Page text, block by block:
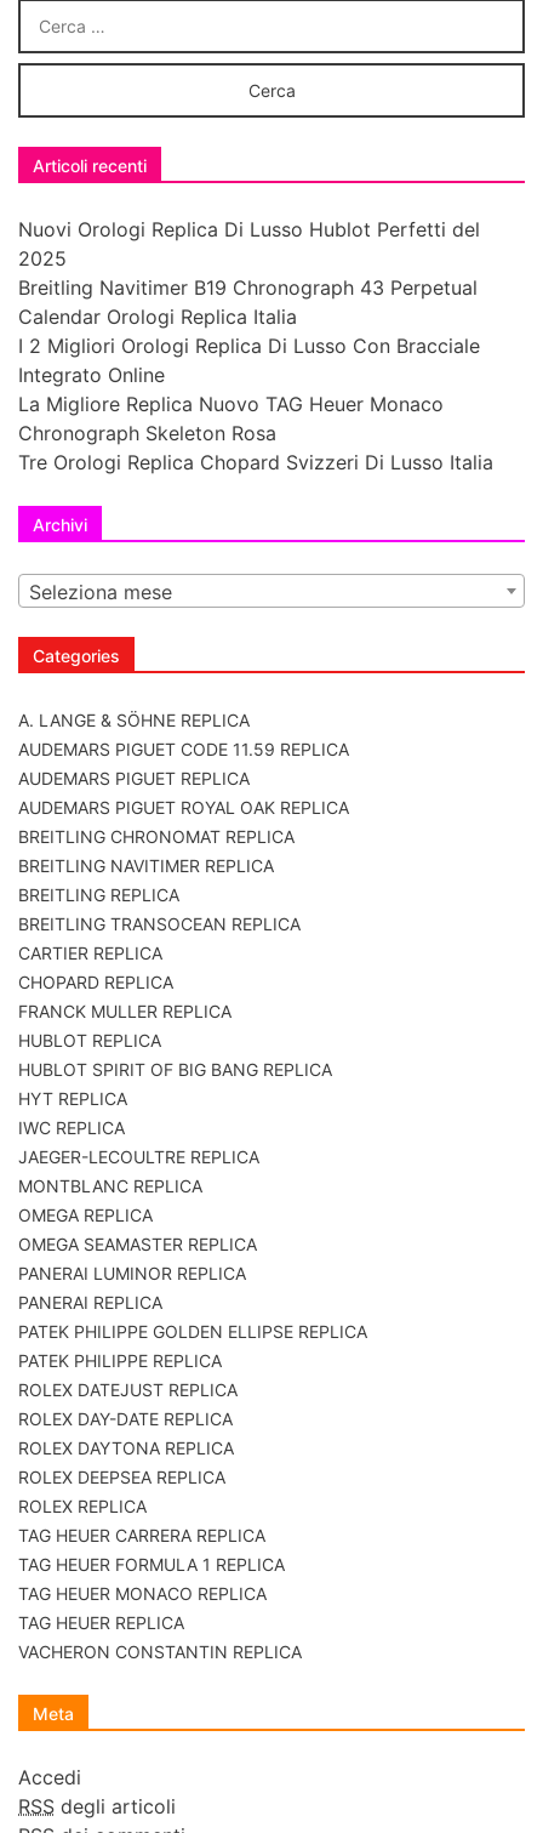
Articoli recenti
Nuovi Orologi Replica Di Lusso Hublot Perfetti del
2025
Breitling Navitimer B19 Chronograph 43 Perpetual
Calendar Orologi Replica Italia
I 2 Migliori Orologi Replica Di Lusso Con Bracciale
Integrato Online
La Migliore Replica Nuovo TAG Heuer Monaco
Chronograph Skeleton Rosa
Tre Orologi Replica Chopard Svizzeri Di Lusso Italia
Archivi
Seleziona mese
Categories
A. LANGE & SÖHNE REPLICA
AUDEMARS PIGUET CODE 11.59 REPLICA
AUDEMARS PIGUET REPLICA
AUDEMARS PIGUET ROYAL OAK REPLICA
BREITLING CHRONOMAT REPLICA
BREITLING NAVITIMER REPLICA
BREITLING REPLICA
BREITLING TRANSOCEAN REPLICA
CARTIER REPLICA
CHOPARD REPLICA
FRANCK MULLER REPLICA
HUBLOT REPLICA
HUBLOT SPIRIT OF BIG BANG REPLICA
HYT REPLICA
IWC REPLICA
JAEGER-LECOULTRE REPLICA
MONTBLANC REPLICA
OMEGA REPLICA
OMEGA SEAMASTER REPLICA
PANERAI LUMINOR REPLICA
PANERAI REPLICA
PATEK PHILIPPE GOLDEN ELLIPSE REPLICA
PATEK PHILIPPE REPLICA
ROLEX DATEJUST REPLICA
ROLEX DAY-DATE REPLICA
ROLEX DAYTONA REPLICA
ROLEX DEEPSEA REPLICA
ROLEX REPLICA
TAG HEUER CARRERA REPLICA
TAG HEUER FORMULA 1 REPLICA
TAG HEUER MONACO REPLICA
TAG HEUER REPLICA
VACHERON CONSTANTIN REPLICA
Meta
Accedi
RSS degli articoli